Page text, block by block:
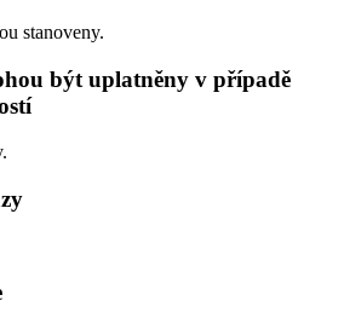
stanoveny.
být uplatněny v případě